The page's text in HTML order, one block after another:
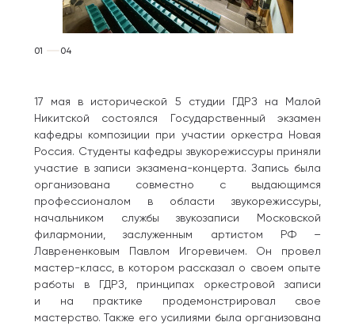
01 04
17 мая в исторической 5 студии ГДРЗ на Малой
Никитской состоялся Государственный экзамен
кафедры композиции при участии оркестра Новая
Россия. Студенты кафедры звукорежиссуры приняли
участие в записи экзамена-концерта. Запись была
организована совместно с выдающимся
профессионалом в области звукорежиссуры,
начальником службы звукозаписи Московской
филармонии, заслуженным артистом РФ –
Лаврененковым Павлом Игоревичем. Он провел
мастер-класс, в котором рассказал о своем опыте
работы в ГДРЗ, принципах оркестровой записи
и на практике продемонстрировал свое
мастерство. Также его усилиями была организована